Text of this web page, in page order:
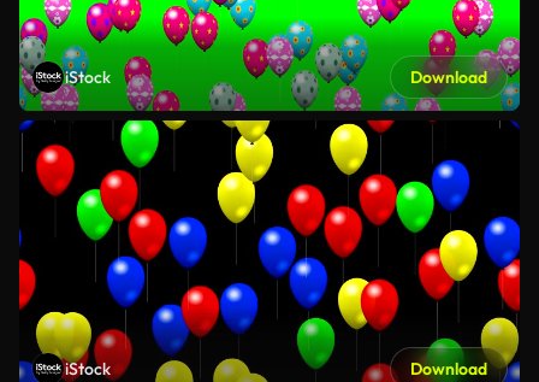
iStock Download
iStock Download